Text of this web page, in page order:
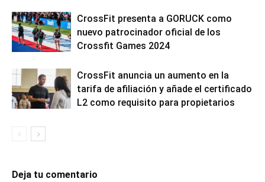
CrossFit presenta a GORUCK como
nuevo patrocinador oficial de los
Crossfit Games 2024
CrossFit anuncia un aumento en la
tarifa de afiliación y añade el certificado
L2 como requisito para propietarios
Deja tu comentario